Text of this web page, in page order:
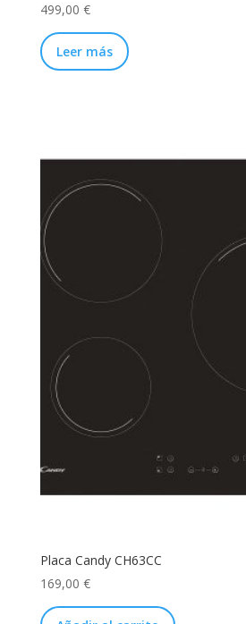
499,00 €
Leer más
Placa Candy CH63CC
169,00 €